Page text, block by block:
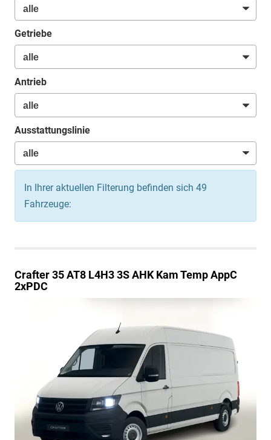
Getriebe
Antrieb
Ausstattungslinie
In Ihrer aktuellen Filterung befinden sich 49
Fahrzeuge:
Crafter35 AT8 L4H3 3S AHK Kam Temp AppC
2xPDC